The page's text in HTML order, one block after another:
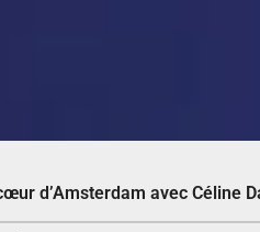
d’Amsterdam avec Céline